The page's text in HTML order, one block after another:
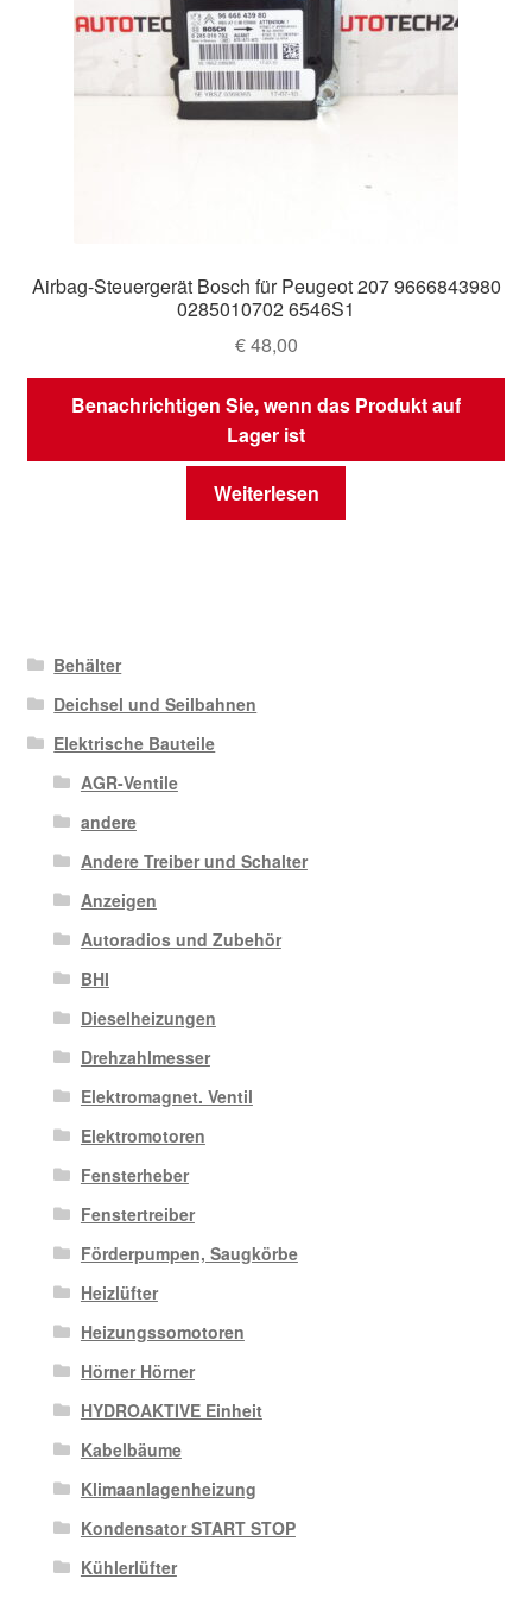
Airbag-Steuergerät Bosch für Peugeot 207 9666843980
0285010702 6546S1
€48,00
Benachrichtigen Sie, wenn das Produkt auf
Lager ist
Weiterlesen
Behälter
Deichsel und Seilbahnen
Elektrische Bauteile
AGR-Ventile
andere
Andere Treiber und Schalter
Anzeigen
Autoradios und Zubehör
BHI
Dieselheizungen
Drehzahlmesser
Elektromagnet. Ventil
Elektromotoren
Fensterheber
Fenstertreiber
Förderpumpen, Saugkörbe
Heizlüfter
Heizungssomotoren
Hörner Hörner
HYDROAKTIVE Einheit
Kabelbäume
Klimaanlagenheizung
Kondensator START STOP
Kühlerlüfter